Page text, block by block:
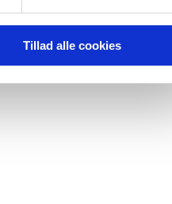
Tillad alle cookies